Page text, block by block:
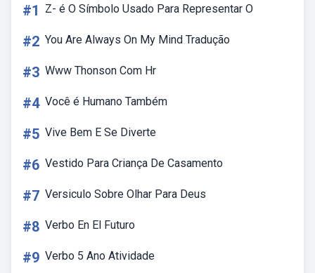
#1 Z- é O Símbolo Usado Para Representar O
#2 You Are Always On My Mind Tradução
#3 Www Thonson Com Hr
#4 Você é Humano Também
#5 Vive Bem E Se Diverte
#6 Vestido Para Criança De Casamento
#7 Versiculo Sobre Olhar Para Deus
#8 Verbo En El Futuro
#9 Verbo 5 Ano Atividade